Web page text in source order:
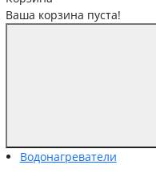
Ваша корзина пуста!
Водонагреватели